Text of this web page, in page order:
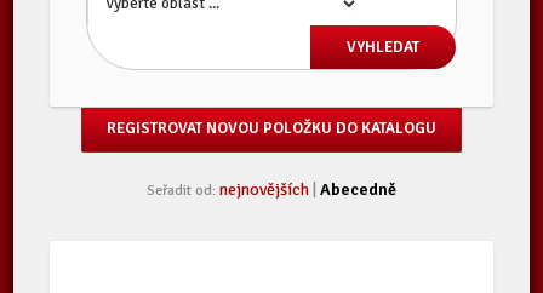
REGISTROVAT NOVOU POLOŽKU DO KATALOGU
Seřadit od: nejnovějších Abecedně